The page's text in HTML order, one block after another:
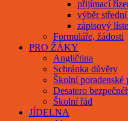
přijímací
výběr
zápisový
Formuláře, žádosti
PRO ŽÁKY
Angličtina
Schránka důvěry
Školní poradenské
Desatero
Školní řád
JÍDELNA